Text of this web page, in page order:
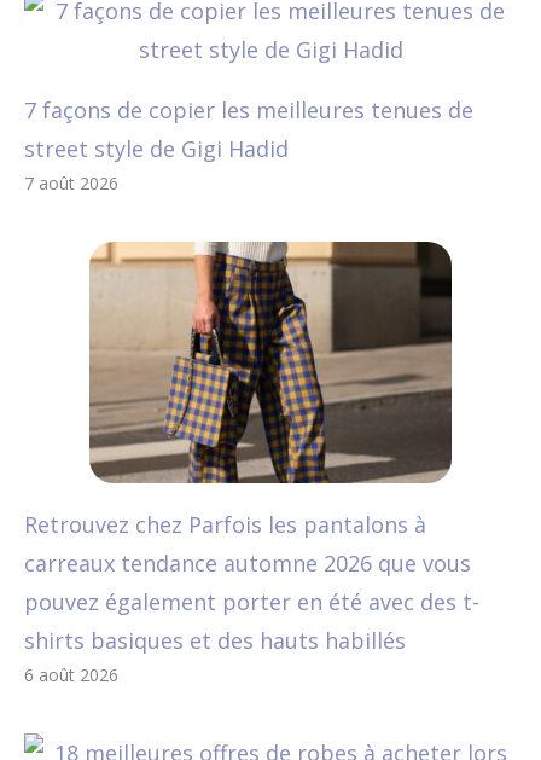
7 façons de copier les meilleures tenues de
street style de Gigi Hadid
7 août 2026
Retrouvez chez Parfois les pantalons à
carreaux tendance automne 2026 que vous
pouvez également porter en été avec des t-
shirts basiques et des hauts habillés
6 août 2026